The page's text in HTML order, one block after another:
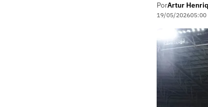
PorArtur
19/05/202605:00